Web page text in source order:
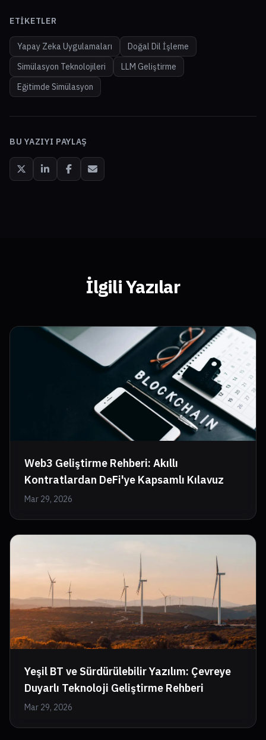
ETIKETLER
Yapay Zeka Uygulamaları
Doğal Dil İşleme
Simülasyon Teknolojileri
LLM Geliştirme
Eğitimde Simülasyon
BU YAZIYI PAYLAŞ
İlgili Yazılar
Web3 Geliştirme Rehberi: Akıllı
Kontratlardan DeFi'ye Kapsamlı Kılavuz
Mar 29, 2026
Yeşil BT ve Sürdürülebilir Yazılım: Çevreye
Duyarlı Teknoloji Geliştirme Rehberi
Mar 29, 2026